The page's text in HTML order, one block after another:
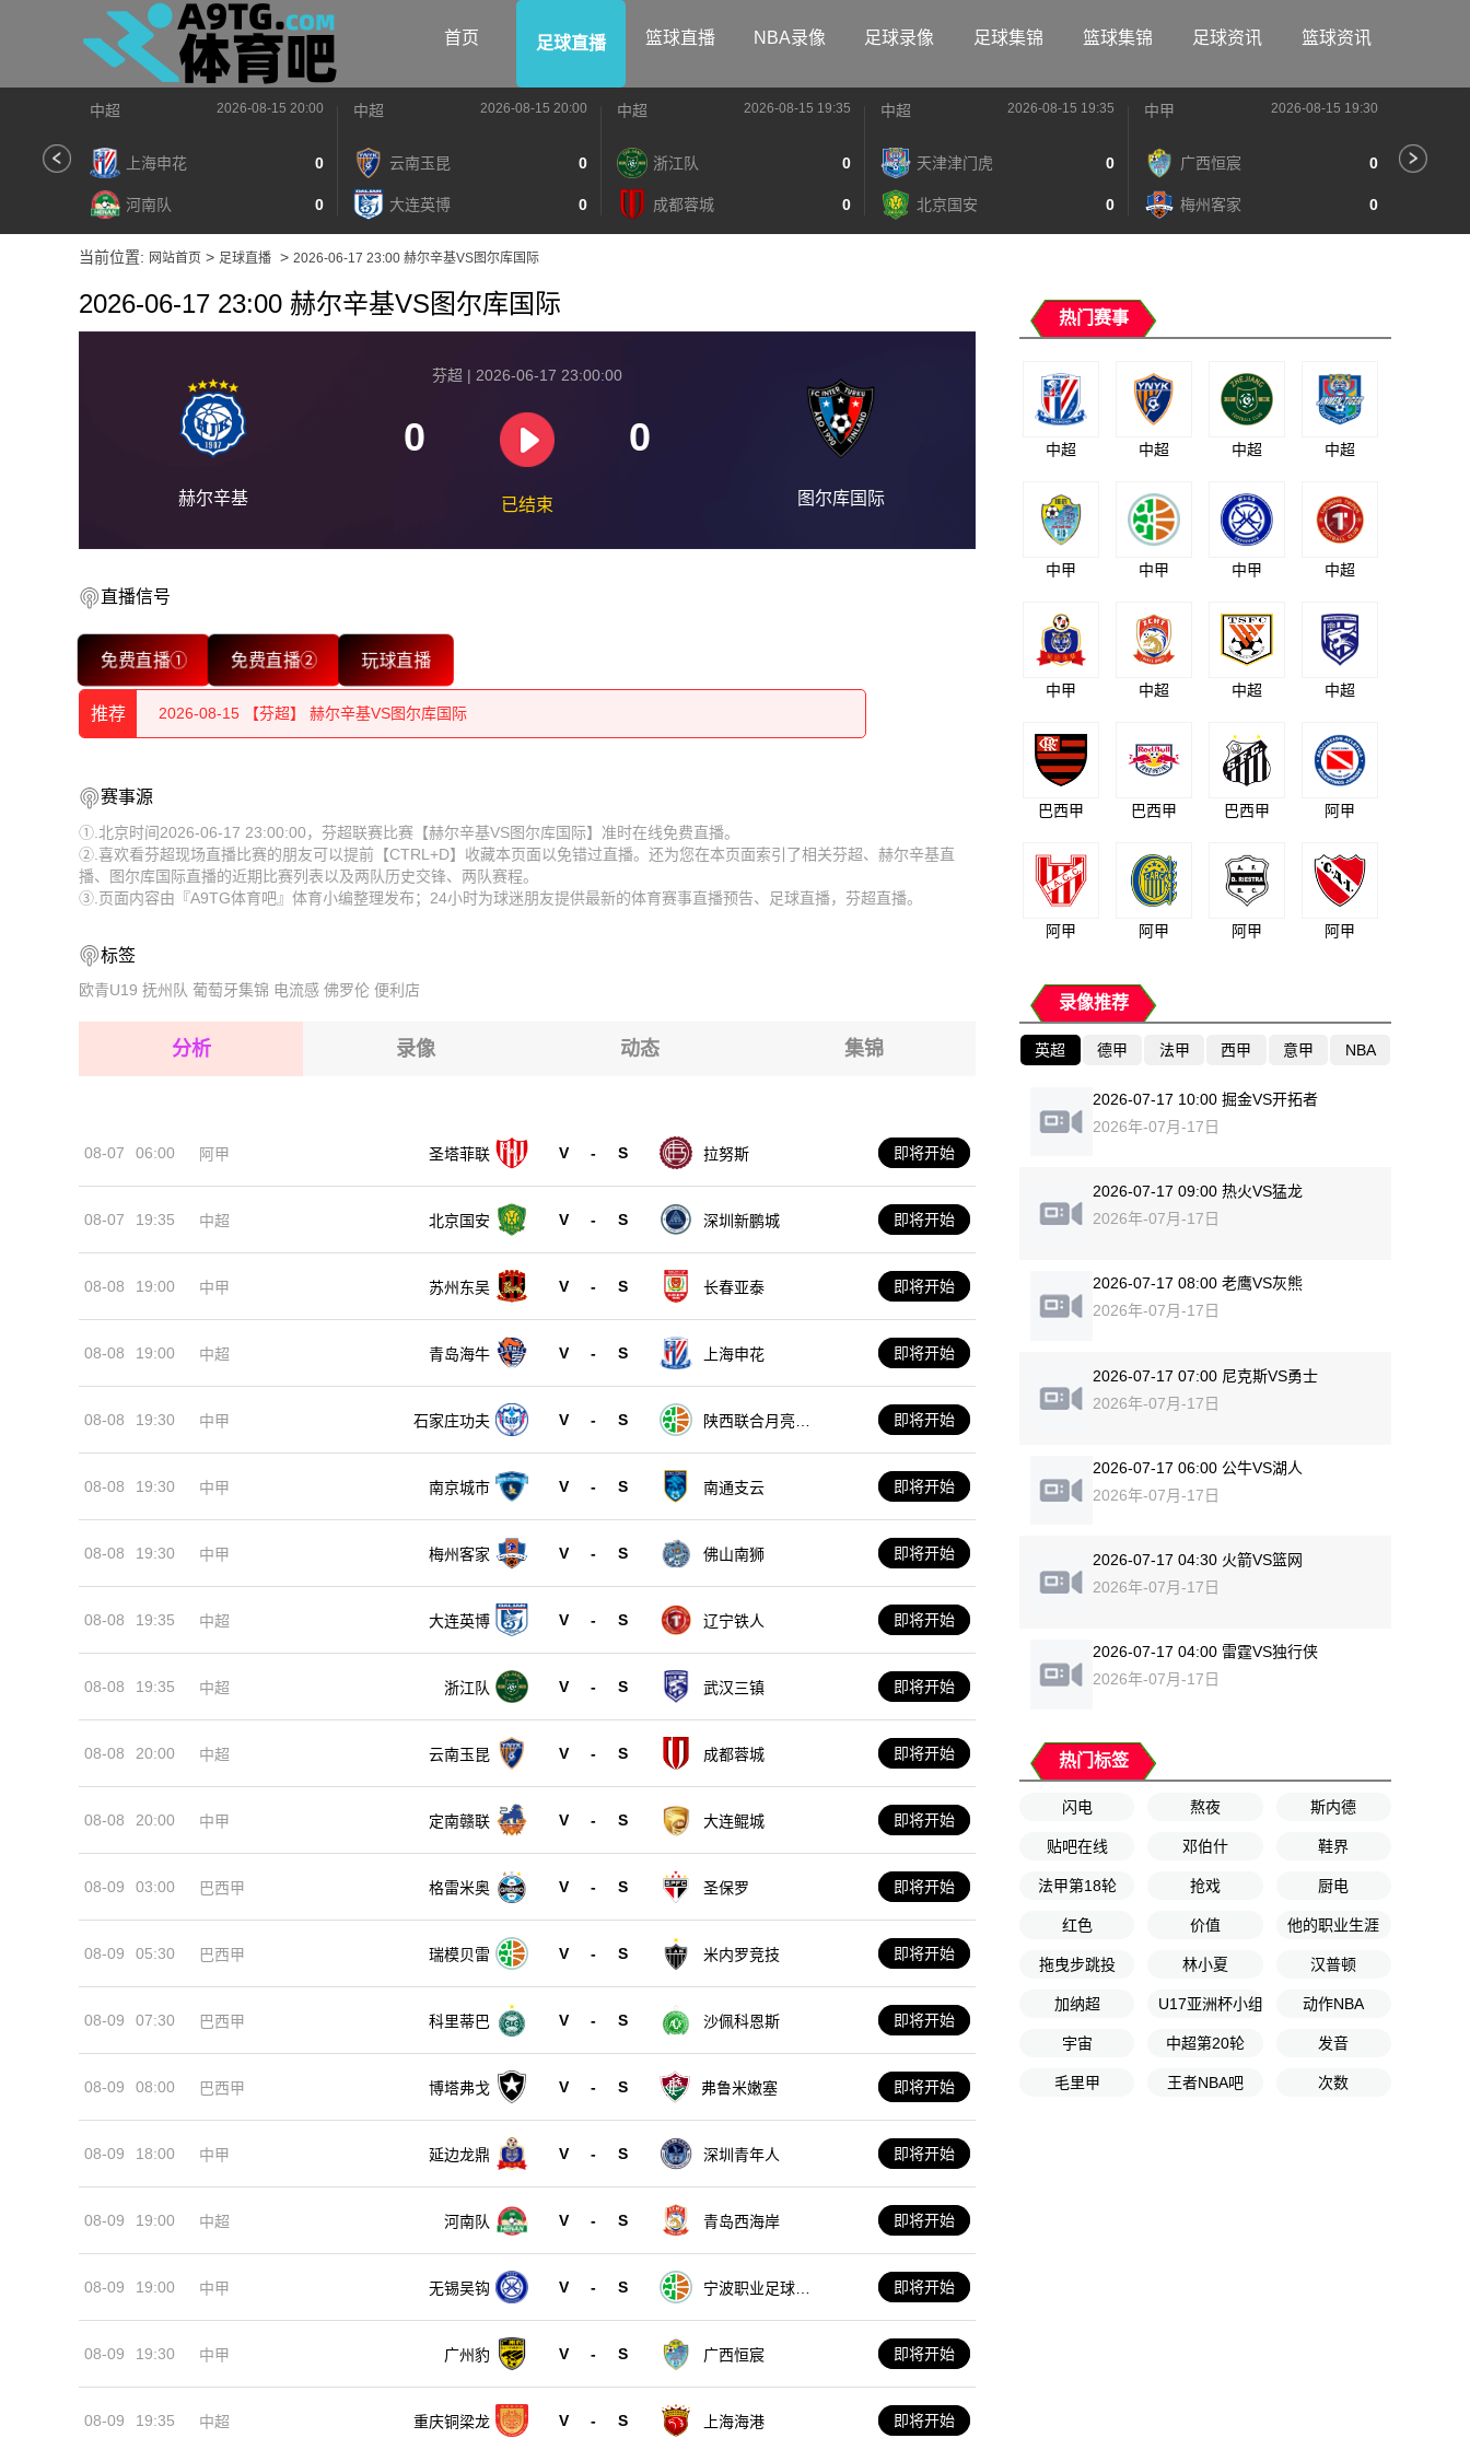
首页 足球直播 篮球直播 NBA录像 足球录像 足球集锦 篮球集锦 足球资讯 篮球资讯
中超 2026-08-15 20:00
上海申花 0
河南队 0
中超 2026-08-15 20:00
云南玉昆 0
大连英博 0
中超 2026-08-15 19:35
浙江队 0
成都蓉城 0
中超 2026-08-15 19:35
天津津门虎 0
北京国安 0
中甲 2026-08-15 19:30
广西恒宸 0
梅州客家 0
当前位置: 网站首页 > 足球直播 > 2026-06-17 23:00 赫尔辛基VS图尔库国际
2026-06-17 23:00 赫尔辛基VS图尔库国际
赫尔辛基
芬超 | 2026-06-17 23:00:00
0 0
已结束 图尔库国际
直播信号
免费直播① 免费直播② 玩球直播
推荐
2026-08-15 【芬超】 赫尔辛基VS图尔库国际
2026-08-15 【芬超】 赫尔辛基VS图尔库国际
2026-08-15 【芬超】 赫尔辛基VS图尔库国际
2026-08-15 【芬超】 赫尔辛基VS图尔库国际
2026-08-15 【芬超】 赫尔辛基VS图尔库国际
2026-08-14 【芬超】 赫尔辛基VS图尔库国际
2026-08-15 【芬超】 赫尔辛基VS图尔库国际
2026-08-15 【芬超】 赫尔辛基VS图尔库国际
2026-08-15 【芬超】 赫尔辛基VS图尔库国际
2026-08-15 【芬超】 赫尔辛基VS图尔库国际
2026-08-14 【芬超】 赫尔辛基VS图尔库国际
赛事源
①.北京时间2026-06-17 23:00:00，芬超联赛比赛【赫尔辛基VS图尔库国际】准时在线免费直播。
②.喜欢看芬超现场直播比赛的朋友可以提前【CTRL+D】收藏本页面以免错过直播。还为您在本页面索引了相关芬超、赫尔辛基直
播、图尔库国际直播的近期比赛列表以及两队历史交锋、两队赛程。
③.页面内容由『A9TG体育吧』体育小编整理发布；24小时为球迷朋友提供最新的体育赛事直播预告、足球直播，芬超直播。
标签
欧青U19 抚州队 葡萄牙集锦 电流感 佛罗伦 便利店
分析 录像 动态 集锦
08-07 06:00 阿甲 圣塔菲联 V - S 拉努斯 即将开始
08-07 19:35 中超 北京国安 V - S 深圳新鹏城 即将开始
08-08 19:00 中甲 苏州东吴 V - S 长春亚泰 即将开始
08-08 19:00 中超 青岛海牛 V - S 上海申花 即将开始
08-08 19:30 中甲 石家庄功夫 V - S
陕西联合月亮泊
即将开始
08-08 19:30 中甲 南京城市 V - S 南通支云 即将开始
08-08 19:30 中甲 梅州客家 V - S 佛山南狮 即将开始
08-08 19:35 中超 大连英博 V - S 辽宁铁人 即将开始
08-08 19:35 中超 浙江队 V - S 武汉三镇 即将开始
08-08 20:00 中超 云南玉昆 V - S 成都蓉城 即将开始
08-08 20:00 中甲 定南赣联 V - S 大连鲲城 即将开始
08-09 03:00 巴西甲 格雷米奥 V - S 圣保罗 即将开始
08-09 05:30 巴西甲 瑞模贝雷 V - S 米内罗竞技 即将开始
08-09 07:30 巴西甲 科里蒂巴 V - S 沙佩科恩斯 即将开始
08-09 08:00 巴西甲 博塔弗戈 V - S 弗鲁米嫩塞 即将开始
08-09 18:00 中甲 延边龙鼎 V - S 深圳青年人 即将开始
08-09 19:00 中超 河南队 V - S 青岛西海岸 即将开始
08-09 19:00 中甲 无锡吴钩 V - S
宁波职业足球俱
即将开始
08-09 19:30 中甲 广州豹 V - S 广西恒宸 即将开始
08-09 19:35 中超 重庆铜梁龙 V - S 上海海港 即将开始
热门赛事
中超 中超 中超 中超
中甲 中甲 中甲 中超
中甲 中超 中超 中超
巴西甲 巴西甲 巴西甲 阿甲
阿甲 阿甲 阿甲 阿甲
录像推荐
英超 德甲 法甲 西甲 意甲 NBA
2026-07-17 10:00 掘金VS开拓者
2026年-07月-17日
2026-07-17 09:00 热火VS猛龙
2026年-07月-17日
2026-07-17 08:00 老鹰VS灰熊
2026年-07月-17日
2026-07-17 07:00 尼克斯VS勇士
2026年-07月-17日
2026-07-17 06:00 公牛VS湖人
2026年-07月-17日
2026-07-17 04:30 火箭VS篮网
2026年-07月-17日
2026-07-17 04:00 雷霆VS独行侠
2026年-07月-17日
热门标签
闪电 熬夜 斯内德
贴吧在线 邓伯什 鞋界
法甲第18轮 抢戏 厨电
红色 价值 他的职业生涯
拖曳步跳投 林小夏 汉普顿
加纳超 U17亚洲杯小组赛B组第2轮
动作NBA
宇宙 中超第20轮 发音
毛里甲 王者NBA吧 次数